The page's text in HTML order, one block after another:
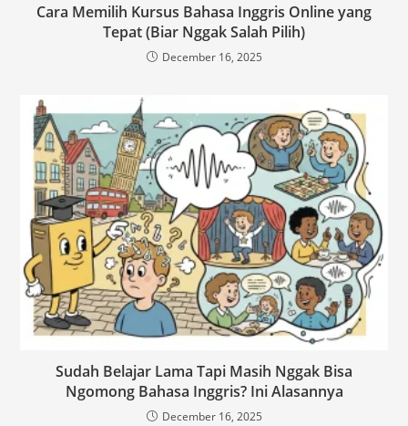
Cara Memilih Kursus Bahasa Inggris Online yang
Tepat (Biar Nggak Salah Pilih)
December 16, 2025
Sudah Belajar Lama Tapi Masih Nggak Bisa
Ngomong Bahasa Inggris? Ini Alasannya
December 16, 2025